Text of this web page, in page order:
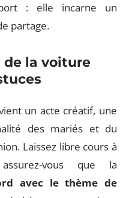
: elle incarne un
partage.
de la voiture
un acte créatif, une
des mariés et du
Laissez libre cours à
vous que la
avec le thème de